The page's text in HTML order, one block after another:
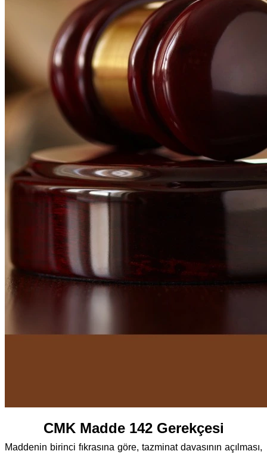
CMK Madde 142 Gerekçesi
Maddenin birinci fıkrasına göre, tazminat davasının açılması,